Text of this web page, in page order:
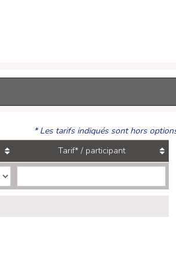
* Les tarifs indiqués sont hors
Tarif* / participant